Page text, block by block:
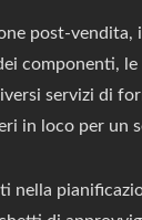
post-
componenti,
servizi di
in loco per un
nella